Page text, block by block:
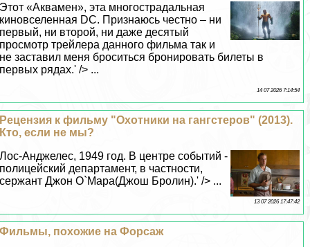
Этот «Аквамен», эта многострадальная
киновселенная DC. Признаюсь честно – ни
первый, ни второй, ни даже десятый
просмотр трейлера данного фильма так и
не заставил меня броситься бронировать билеты в
первых рядах.' /> ...
14 07 2026 7:14:54
Рецензия к фильму "Охотники на гангстеров" (2013).
Кто, если не мы?
Лос-Анджелес, 1949 год. В центре событий -
полицейский департамент, в частности,
сержант Джон О`Мара(Джош Бролин).' /> ...
13 07 2026 17:47:42
Фильмы, похожие на Форсаж